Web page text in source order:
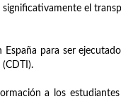
el
para ser
a los estudiantes